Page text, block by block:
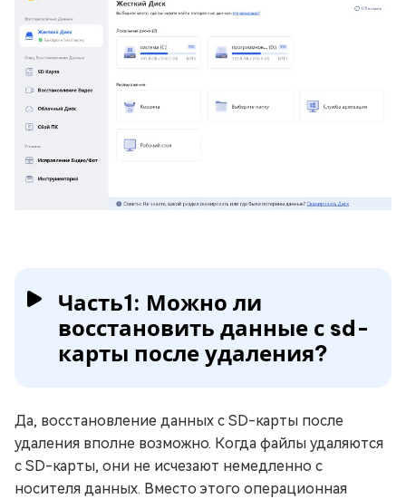
Часть1: Можно ли
восстановить данные с sd-
карты после удаления?
Да, восстановление данных с SD-карты после
удаления вполне возможно. Когда файлы удаляются
с SD-карты, они не исчезают немедленно с
носителя данных. Вместо этого операционная